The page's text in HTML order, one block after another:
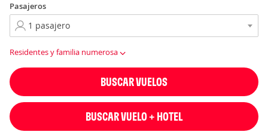
Pasajeros
Residentes y familia numerosa
BUSCAR VUELOS
BUSCAR VUELO + HOTEL